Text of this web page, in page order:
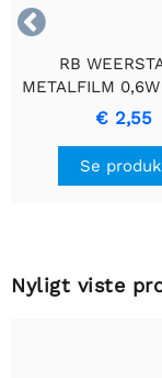

RB
METALFILM
- Holdbar
€ 2,55
Se
Nyligt viste